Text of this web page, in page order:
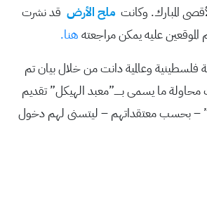
المبارك. وكانت ملح الأرض قد نشرت
الموقعين عليه يمكن مراجعته هنا.
وعالمية دانت من خلال بيان تم
محاولة ما يسمى بـــــ”معبد الهيكل” تقديم
– بحسب معتقداتهم – ليتسنى لهم دخول